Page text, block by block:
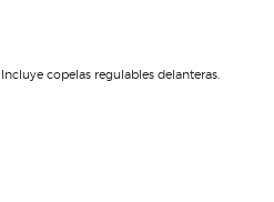
copelas regulables delanteras.